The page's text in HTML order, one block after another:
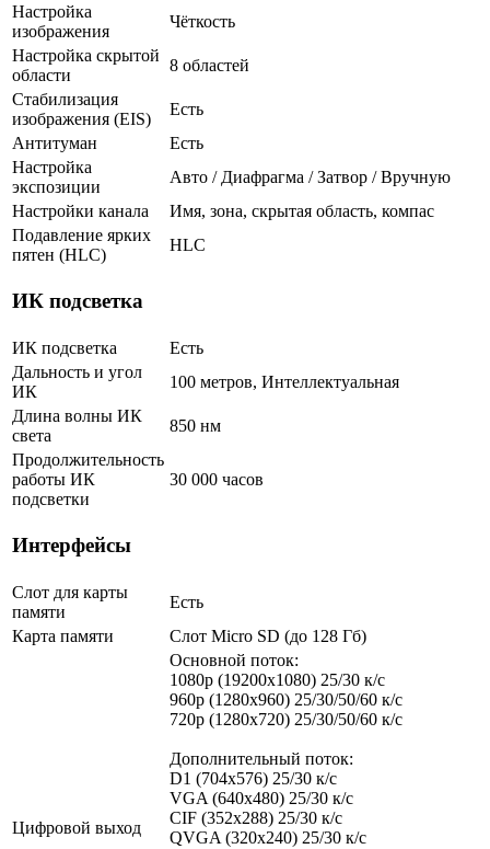
Настройка
изображения
Чёткость
Настройка скрытой
области
8 областей
Стабилизация
изображения (EIS)
Есть
Антитуман
Есть
Настройка
экспозиции
Авто / Диафрагма / Затвор / Вручную
Настройки канала
Имя, зона, скрытая область, компас
Подавление ярких
пятен (HLC)
HLC
ИК подсветка
ИК подсветка
Есть
Дальность и угол
ИК
100 метров, Интеллектуальная
Длина волны ИК
света
850 нм
Продолжительность
работы ИК
подсветки
30 000 часов
Интерфейсы
Слот для карты
памяти
Есть
Карта памяти
Слот Micro SD (до 128 Гб)
Цифровой выход
Основной поток:
1080p (19200х1080) 25/30 к/с
960р (1280х960) 25/30/50/60 к/с
720p (1280х720) 25/30/50/60 к/с
Дополнительный поток:
D1 (704x576) 25/30 к/с
VGA (640x480) 25/30 к/с
CIF (352x288) 25/30 к/с
QVGA (320x240) 25/30 к/с